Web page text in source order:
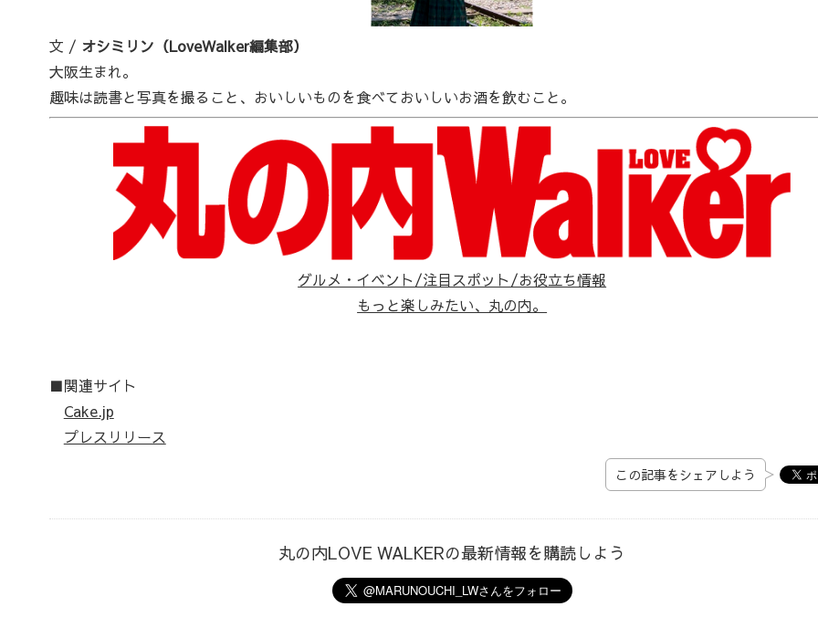
文 / オシミリン（LoveWalker編集部）
大阪生まれ。
趣味は読書と写真を撮ること、おいしいものを食べておいしいお酒を飲むこと。
グルメ・イベント/注目スポット/お役立ち情報
もっと楽しみたい、丸の内。
■関連サイト
Cake.jp
プレスリリース
この記事をシェアしよう
丸の内LOVE WALKERの最新情報を購読しよう